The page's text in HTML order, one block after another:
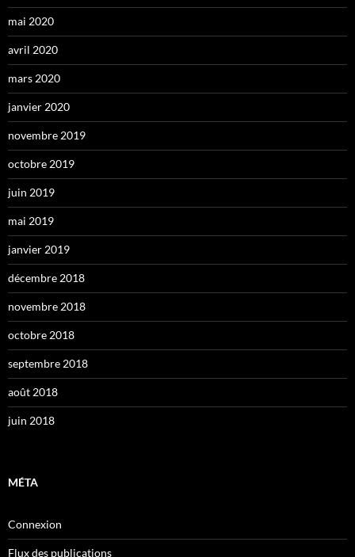
mai 2020
avril 2020
mars 2020
janvier 2020
novembre 2019
octobre 2019
juin 2019
mai 2019
janvier 2019
décembre 2018
novembre 2018
octobre 2018
septembre 2018
août 2018
juin 2018
MÉTA
Connexion
Flux des publications